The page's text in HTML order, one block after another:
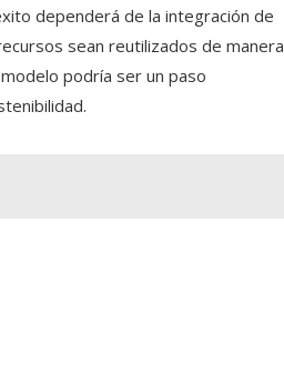
dependerá de la integración de
sean reutilizados de manera
podría ser un paso